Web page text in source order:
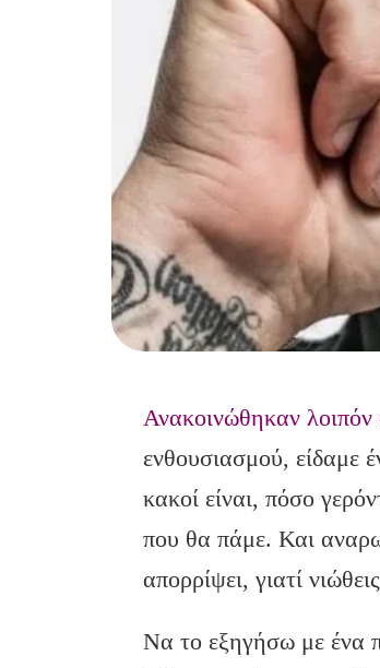
Ανακοινώθηκαν
ενθουσιασμού, είδαμε
κακοί είναι, πόσο
που θα πάμε. Και
απορρίψει, γιατί
Να το εξηγήσω με ένα